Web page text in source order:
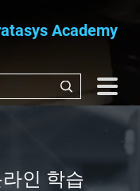
Academy
인 학습